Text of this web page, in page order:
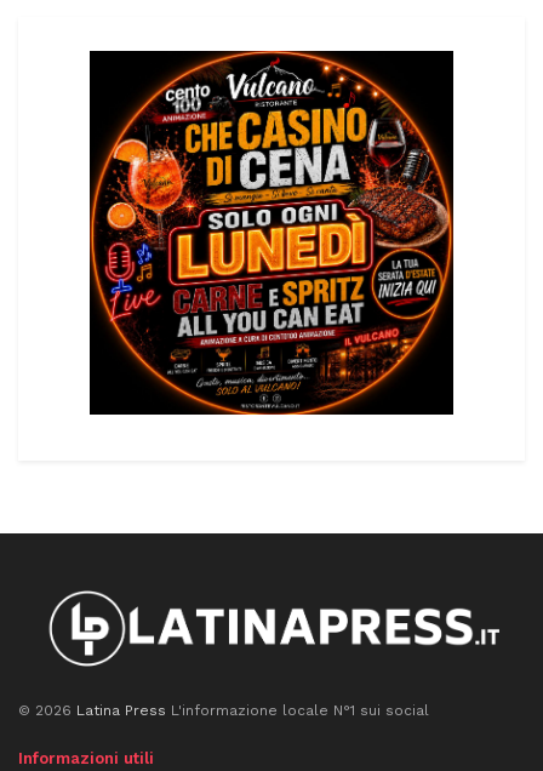
© 2026 Latina Press L'informazione locale N°1 sui social
Informazioni utili